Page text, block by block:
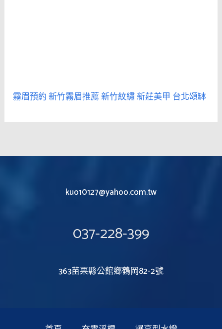
霧眉預約新竹霧眉推薦新竹紋繡新莊美甲 台北頌缽
kuo10127@yahoo.com.tw
037-228-399
363苗栗縣公館鄉鶴岡82-2號